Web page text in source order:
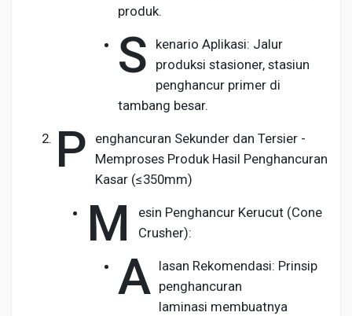
produk.
S
kenario Aplikasi: Jalur
produksi stasioner, stasiun
penghancur primer di
tambang besar.
P
enghancuran Sekunder dan Tersier -
Memproses Produk Hasil Penghancuran
Kasar (≤350mm)
M
esin Penghancur Kerucut (Cone
Crusher):
A lasan Rekomendasi: Prinsip
penghancuran
laminasi membuatnya